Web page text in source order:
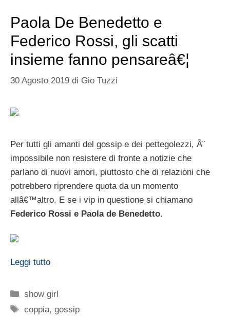
Paola De Benedetto e
Federico Rossi, gli scatti
insieme fanno pensareâ€¦
30 Agosto 2019 di Gio Tuzzi
Per tutti gli amanti del gossip e dei pettegolezzi, Ã¨
impossibile non resistere di fronte a notizie che
parlano di nuovi amori, piuttosto che di relazioni che
potrebbero riprendere quota da un momento
allâ€™altro. E se i vip in questione si chiamano
Federico Rossi e Paola de Benedetto.
Leggi tutto
Categorie
show girl
Tag
coppia,gossip